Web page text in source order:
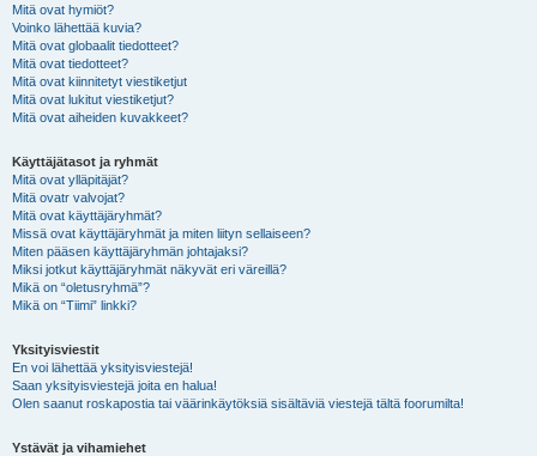
Mitä ovat hymiöt?
Voinko lähettää kuvia?
Mitä ovat globaalit tiedotteet?
Mitä ovat tiedotteet?
Mitä ovat kiinnitetyt viestiketjut
Mitä ovat lukitut viestiketjut?
Mitä ovat aiheiden kuvakkeet?
Käyttäjätasot ja ryhmät
Mitä ovat ylläpitäjät?
Mitä ovatr valvojat?
Mitä ovat käyttäjäryhmät?
Missä ovat käyttäjäryhmät ja miten liityn sellaiseen?
Miten pääsen käyttäjäryhmän johtajaksi?
Miksi jotkut käyttäjäryhmät näkyvät eri väreillä?
Mikä on “oletusryhmä”?
Mikä on “Tiimi” linkki?
Yksityisviestit
En voi lähettää yksityisviestejä!
Saan yksityisviestejä joita en halua!
Olen saanut roskapostia tai väärinkäytöksiä sisältäviä viestejä tältä foorumilta!
Ystävät ja vihamiehet